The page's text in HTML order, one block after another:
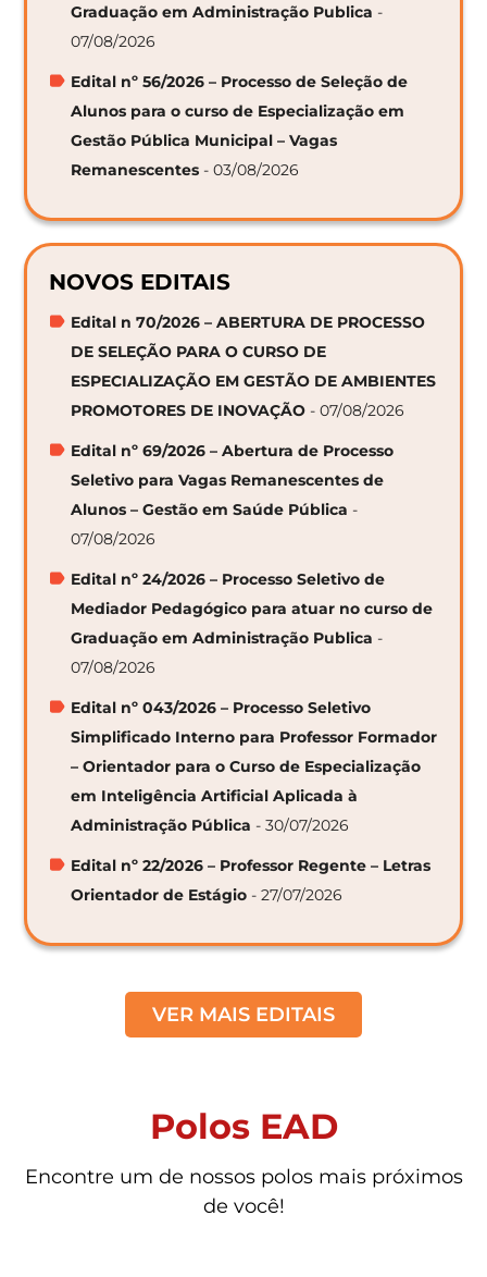
Graduação em Administração Publica -
07/08/2026
Edital nº 56/2026 – Processo de Seleção de
Alunos para o curso de Especialização em
Gestão Pública Municipal – Vagas
Remanescentes - 03/08/2026
NOVOS EDITAIS
Edital n 70/2026 – ABERTURA DE PROCESSO
DE SELEÇÃO PARA O CURSO DE
ESPECIALIZAÇÃO EM GESTÃO DE AMBIENTES
PROMOTORES DE INOVAÇÃO - 07/08/2026
Edital nº 69/2026 – Abertura de Processo
Seletivo para Vagas Remanescentes de
Alunos – Gestão em Saúde Pública -
07/08/2026
Edital nº 24/2026 – Processo Seletivo de
Mediador Pedagógico para atuar no curso de
Graduação em Administração Publica -
07/08/2026
Edital nº 043/2026 – Processo Seletivo
Simplificado Interno para Professor Formador
– Orientador para o Curso de Especialização
em Inteligência Artificial Aplicada à
Administração Pública - 30/07/2026
Edital nº 22/2026 – Professor Regente – Letras
Orientador de Estágio - 27/07/2026
VER MAIS EDITAIS
Polos EAD
Encontre um de nossos polos mais próximos
de você!